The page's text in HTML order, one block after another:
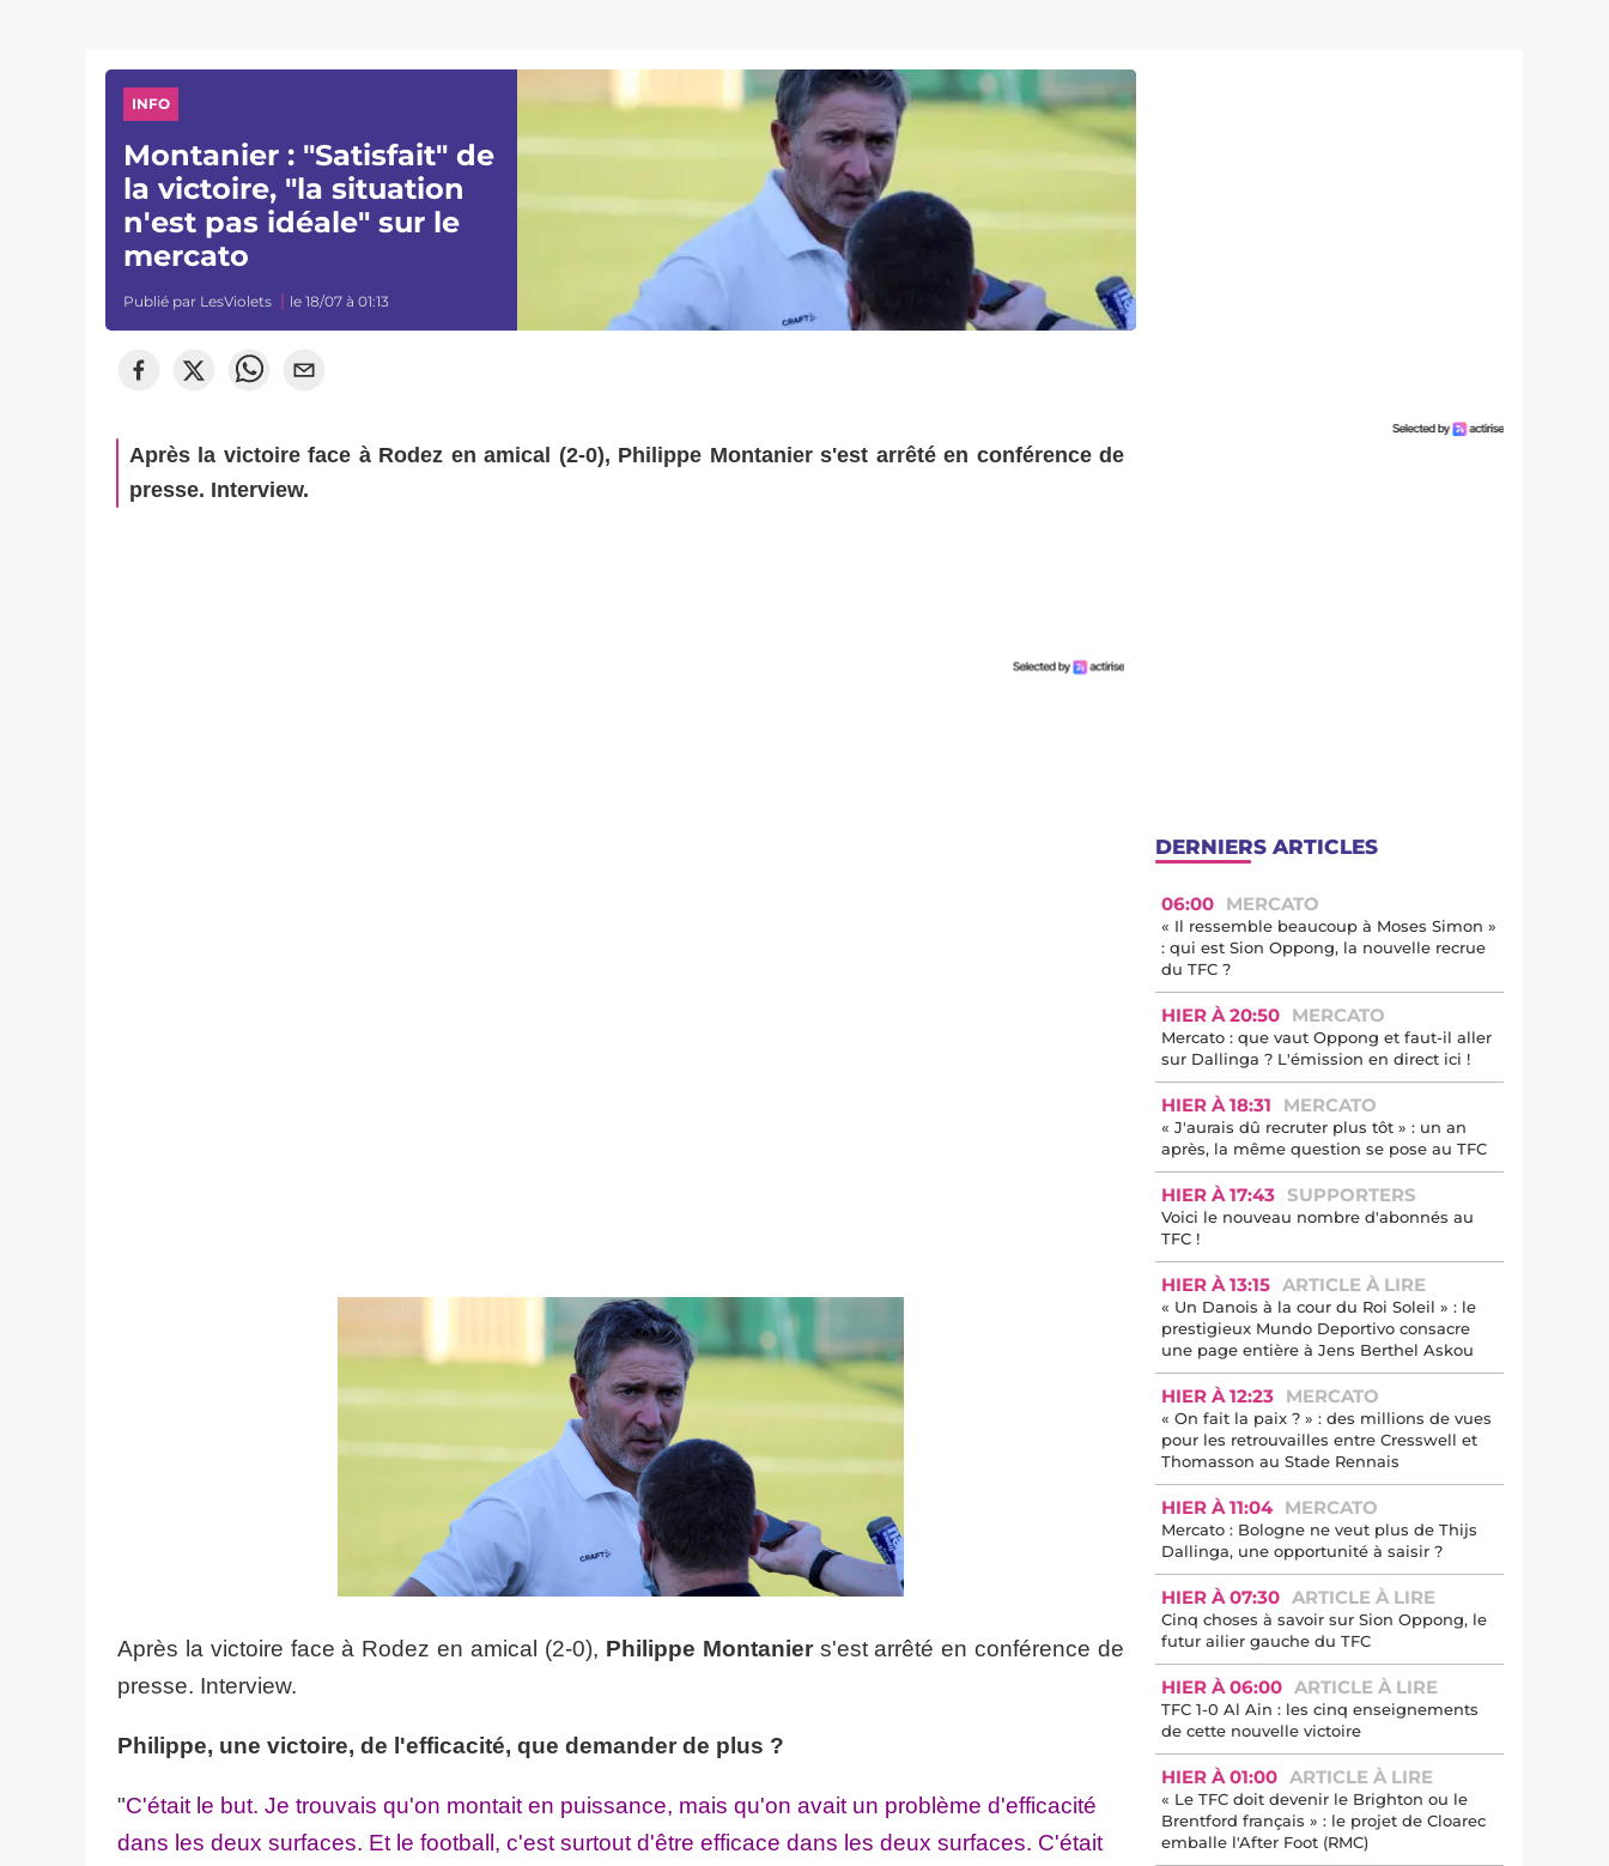
INFO
Montanier : "Satisfait" de
la victoire, "la situation
n'est pas idéale" sur le
mercato
Publié par LesViolets le 18/07 à 01:13
Après la victoire face à Rodez en amical (2-0), Philippe Montanier s'est arrêté en conférence de
presse. Interview.
Après la victoire face à Rodez en amical (2-0), Philippe Montaniers'est arrêté en conférence de
presse. Interview.
Philippe, une victoire, de l'efficacité, que demander de plus ?
"C'était le but. Je trouvais qu'on montait en puissance, mais qu'on avait un problème d'efficacité
dans les deux surfaces. Et le football, c'est surtout d'être efficace dans les deux surfaces. C'était
DERNIERS ARTICLES
06:00 MERCATO
« Il ressemble beaucoup à Moses Simon »
: qui est Sion Oppong, la nouvelle recrue
du TFC ?
HIER À 20:50 MERCATO
Mercato : que vaut Oppong et faut-il aller
sur Dallinga ? L'émission en direct ici !
HIER À 18:31 MERCATO
« J'aurais dû recruter plus tôt » : un an
après, la même question se pose au TFC
HIER À 17:43 SUPPORTERS
Voici le nouveau nombre d'abonnés au
TFC !
HIER À 13:15 ARTICLE À LIRE
« Un Danois à la cour du Roi Soleil » : le
prestigieux Mundo Deportivo consacre
une page entière à Jens Berthel Askou
HIER À 12:23 MERCATO
« On fait la paix ? » : des millions de vues
pour les retrouvailles entre Cresswell et
Thomasson au Stade Rennais
HIER À 11:04 MERCATO
Mercato : Bologne ne veut plus de Thijs
Dallinga, une opportunité à saisir ?
HIER À 07:30 ARTICLE À LIRE
Cinq choses à savoir sur Sion Oppong, le
futur ailier gauche du TFC
HIER À 06:00 ARTICLE À LIRE
TFC 1-0 Al Ain : les cinq enseignements
de cette nouvelle victoire
HIER À 01:00 ARTICLE À LIRE
« Le TFC doit devenir le Brighton ou le
Brentford français » : le projet de Cloarec
emballe l'After Foot (RMC)